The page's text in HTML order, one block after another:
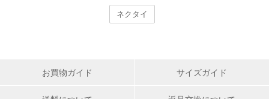
ネクタイ
お買物ガイド サイズガイド